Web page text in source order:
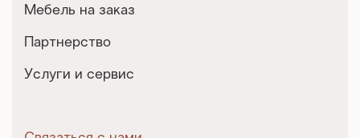
Мебель на заказ
Партнерство
Услуги и сервис